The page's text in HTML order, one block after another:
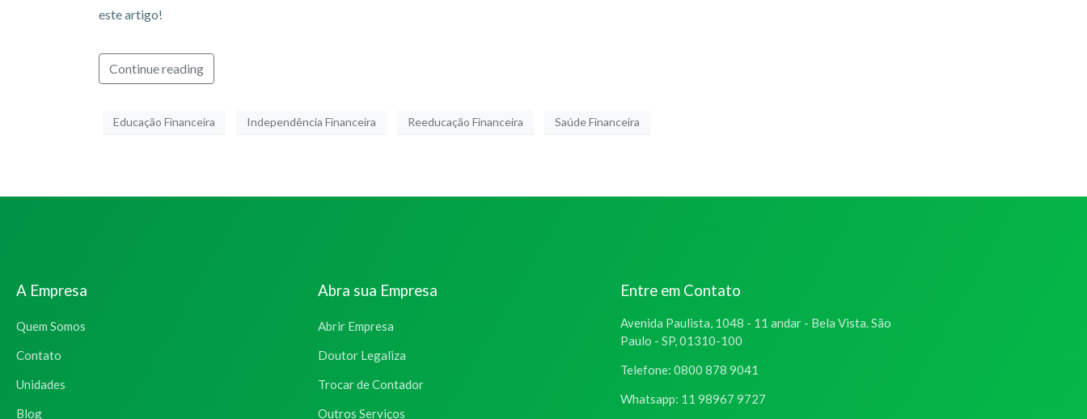
este artigo!
Continue reading
Educação Financeira Independência Financeira Reeducação Financeira Saúde Financeira
A Empresa
Quem Somos
Contato
Unidades
Blog
Abra sua Empresa
Abrir Empresa
Doutor Legaliza
Trocar de Contador
Outros Serviços
Entre em Contato
Avenida Paulista, 1048 - 11 andar - Bela Vista. São
Paulo - SP, 01310-100
Telefone: 0800 878 9041
Whatsapp: 11 98967 9727